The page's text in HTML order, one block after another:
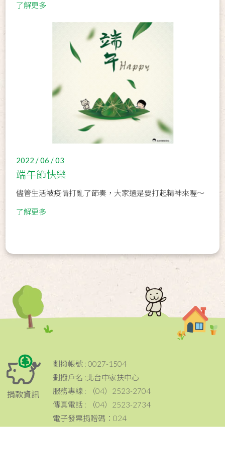
了解更多
2022 / 06 / 03
端午節快樂
儘管生活被疫情打亂了節奏，大家還是要打起精神來喔～
了解更多
捐款資訊
劃撥帳號 : 0027-1504
劃撥戶名 :北台中家扶中心
服務專線 : （04）2523-2704
傳真電話 : （04）2523-2734
電子發票捐贈碼：024